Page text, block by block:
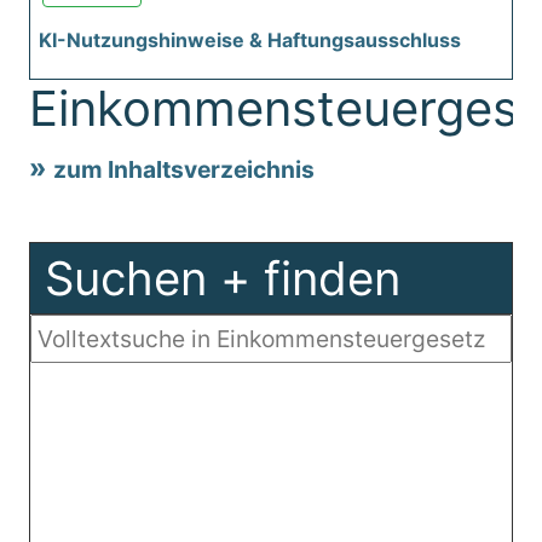
KI-Nutzungshinweise & Haftungsausschluss
zum Inhaltsverzeichnis
Suchen + finden